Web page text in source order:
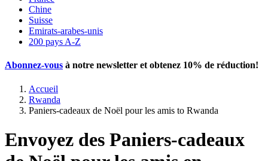
Chine
Suisse
Emirats-arabes-unis
200 pays A-Z
Abonnez-vous à notre newsletter et obtenez 10% de réduction!
Accueil
Rwanda
Paniers-cadeaux de Noël pour les amis to Rwanda
Envoyez des Paniers-cadeaux